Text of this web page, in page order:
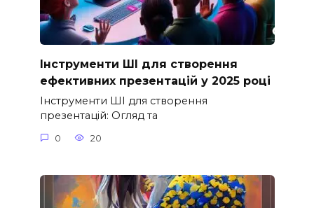
Інструменти ШІ для створення
ефективних презентацій у 2025 році
Інструменти ШІ для створення
презентацій: Огляд та
0 20